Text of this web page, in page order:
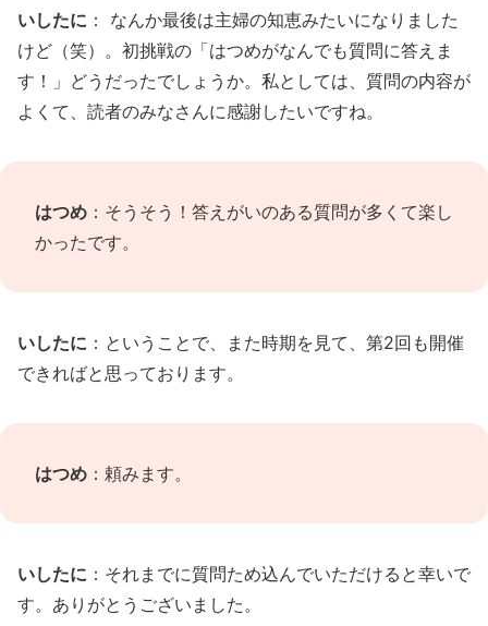
いしたに ： なんか最後は主婦の知恵みたいになりました
けど（笑）。初挑戦の「はつめがなんでも質問に答えま
す！」どうだったでしょうか。私としては、質問の内容が
よくて、読者のみなさんに感謝したいですね。
はつめ ：そうそう！答えがいのある質問が多くて楽し
かったです。
いしたに ：ということで、また時期を見て、第2回も開催
できればと思っております。
はつめ ：頼みます。
いしたに ：それまでに質問ため込んでいただけると幸いで
す。ありがとうございました。